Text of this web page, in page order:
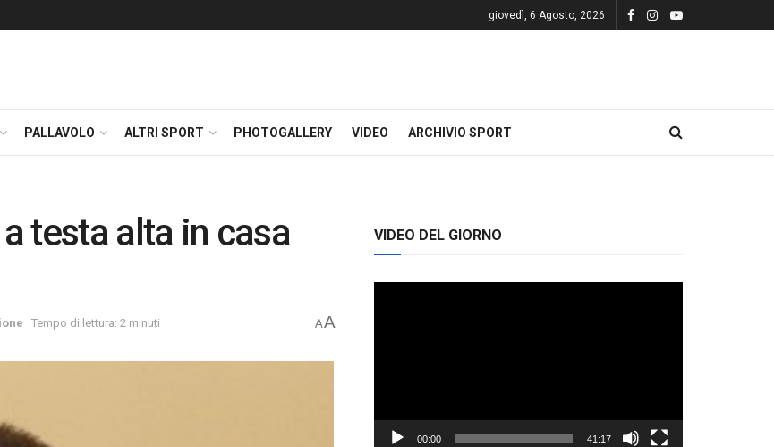
giovedì, 6 Agosto, 2026
PALLAVOLO ALTRI SPORT PHOTOGALLERY VIDEO ARCHIVIO SPORT
testa alta in casa
Tempo di lettura: 2 minuti AA
VIDEO DEL GIORNO
00:00 41:17